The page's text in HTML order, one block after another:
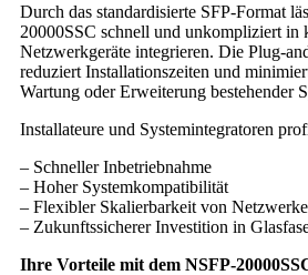
Durch das standardisierte SFP-Format
20000SSC schnell und unkompliziert in
Netzwerkgeräte integrieren. Die Plug-
reduziert Installationszeiten und
Wartung oder Erweiterung bestehender
Installateure und Systemintegratoren
– Schneller Inbetriebnahme
– Hoher Systemkompatibilität
– Flexibler Skalierbarkeit von
– Zukunftssicherer Investition in
Ihre Vorteile mit dem NSFP-